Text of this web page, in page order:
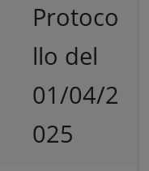
Protoco
llo del
01/04/2
025